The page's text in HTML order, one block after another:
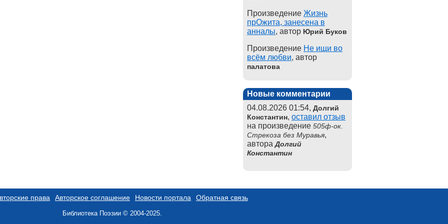
Произведение Жизнь
прОжита, занесена в
анналы, автор Юрий Буков
Произведение Не ищи во
всём любви, автор
палатова
Новые комментарии
04.08.2026 01:54, Долгий
Константин, оставил отзыв
на произведение 505ф-ок.
Стрекоза без Муравья,
автораДолгий
Константин
права Авторское соглашение Новости портала Обратная связь
Библиотека Поэзии © 2004-2025.